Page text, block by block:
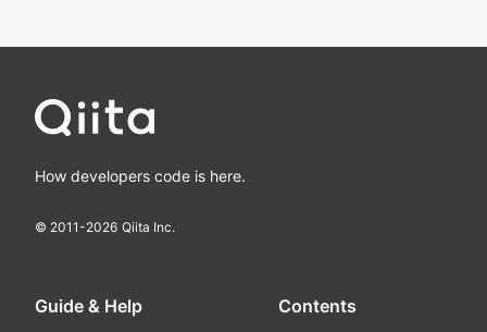
How developers code is here.
© 2011-2026 Qiita Inc.
Guide & Help Contents